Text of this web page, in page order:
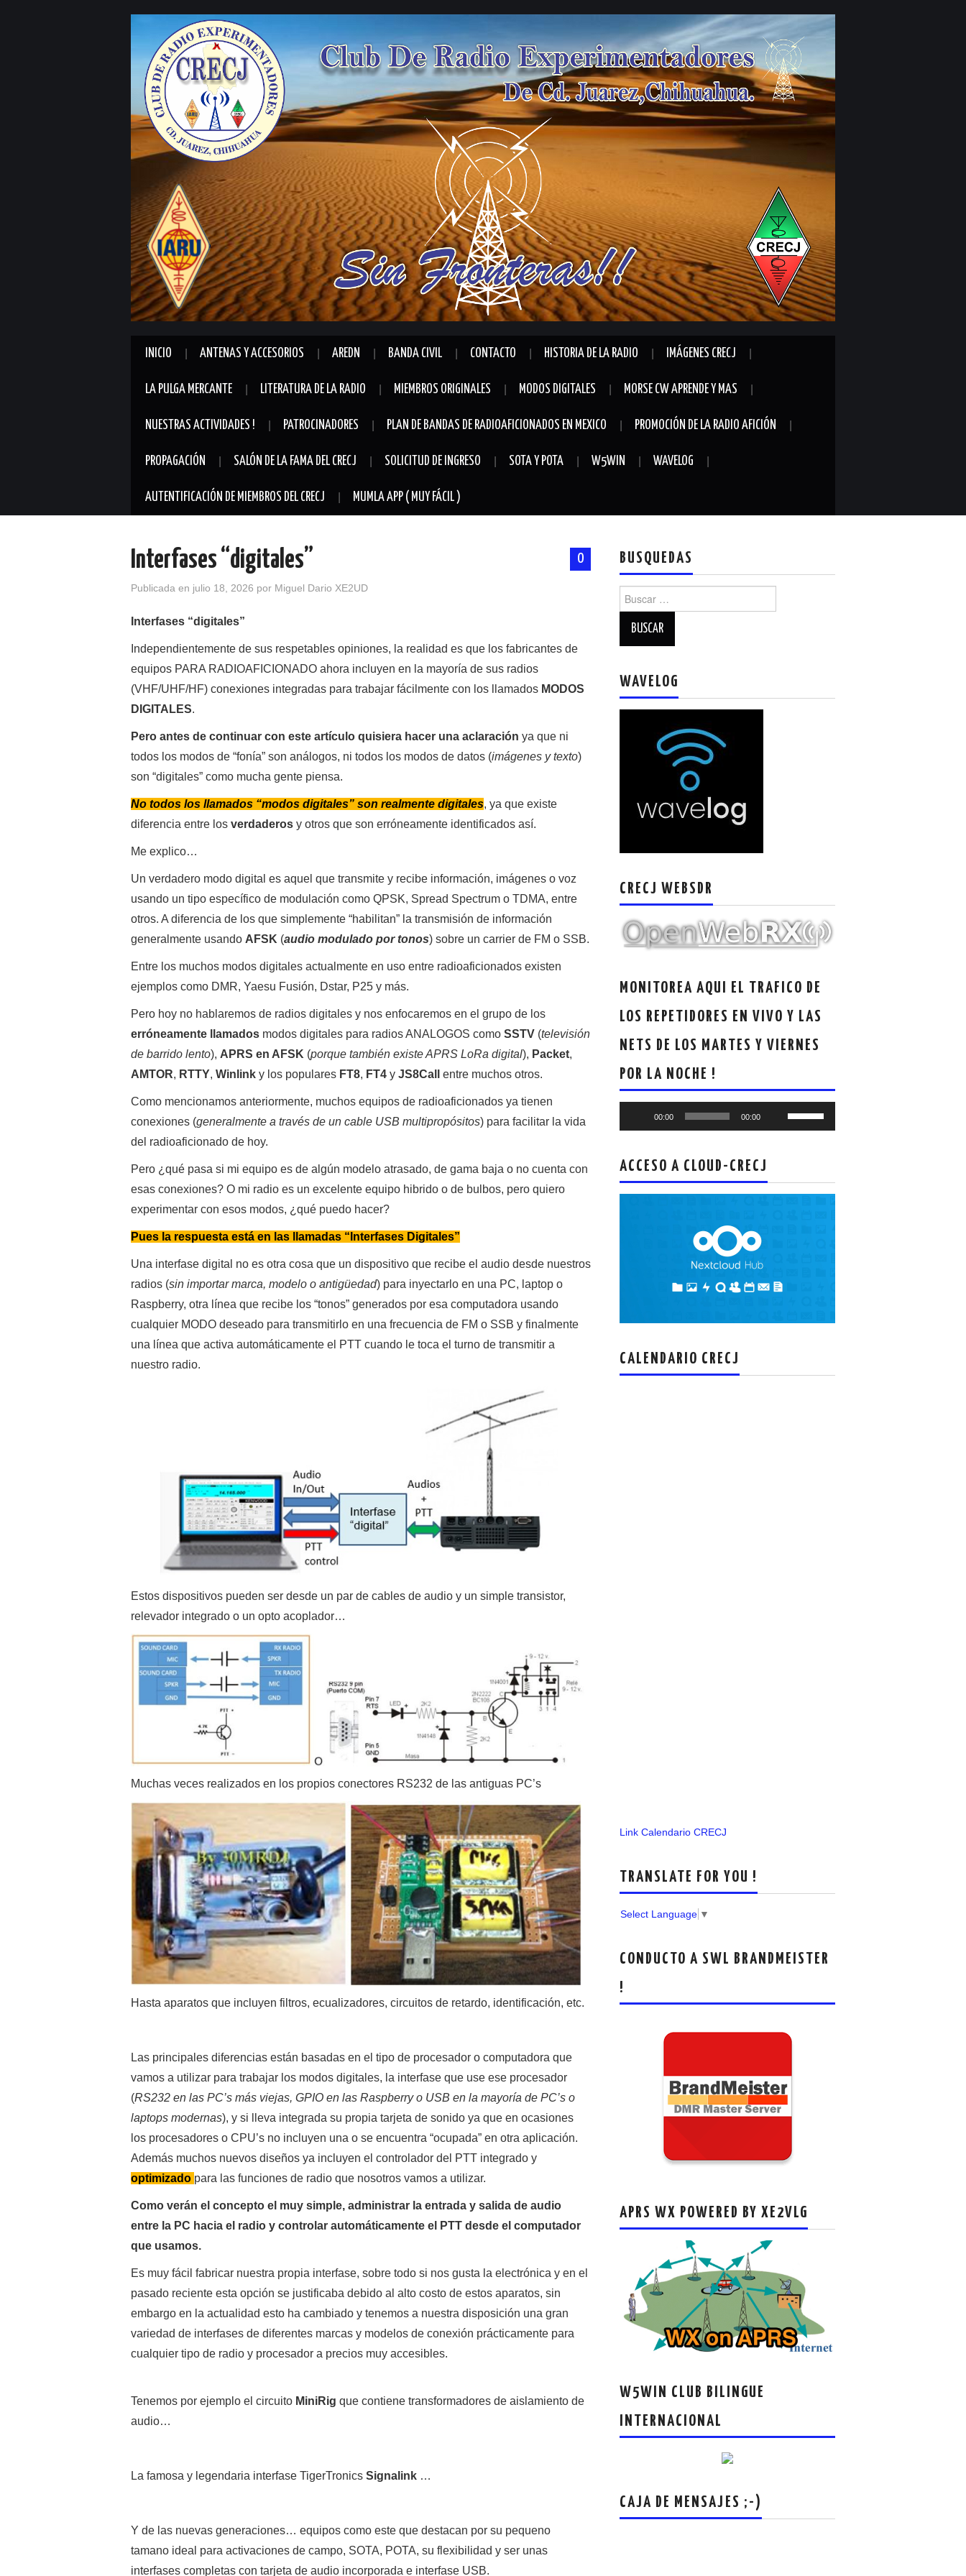
INICIO ANTENAS Y ACCESORIOS AREDN BANDA CIVIL CONTACTO HISTORIA DE LA RADIO IMÁGENES CRECJ
LA PULGA MERCANTE LITERATURA DE LA RADIO MIEMBROS ORIGINALES MODOS DIGITALES MORSE CW APRENDE Y MAS
NUESTRAS ACTIVIDADES ! PATROCINADORES PLAN DE BANDAS DE RADIOAFICIONADOS EN MEXICO PROMOCIÓN DE LA RADIO AFICIÓN
PROPAGACIÓN SALÓN DE LA FAMA DEL CRECJ SOLICITUD DE INGRESO SOTA Y POTA W5WIN WAVELOG
AUTENTIFICACIÓN DE MIEMBROS DEL CRECJ MUMLA APP ( MUY FÁCIL )
0
Interfases “digitales”
Publicada en julio 18, 2026 por Miguel Dario XE2UD
Interfases “digitales”
Independientemente de sus respetables opiniones, la realidad es que los fabricantes de
equipos PARA RADIOAFICIONADO ahora incluyen en la mayoría de sus radios
(VHF/UHF/HF) conexiones integradas para trabajar fácilmente con los llamados MODOS
DIGITALES.
Pero antes de continuar con este artículo quisiera hacer una aclaración ya que ni
todos los modos de “fonía” son análogos, ni todos los modos de datos (imágenes y texto)
son “digitales” como mucha gente piensa.
No todos los llamados “modos digitales” son realmente digitales, ya que existe
diferencia entre los verdaderos y otros que son erróneamente identificados así.
Me explico…
Un verdadero modo digital es aquel que transmite y recibe información, imágenes o voz
usando un tipo específico de modulación como QPSK, Spread Spectrum o TDMA, entre
otros. A diferencia de los que simplemente “habilitan” la transmisión de información
generalmente usando AFSK (audio modulado por tonos) sobre un carrier de FM o SSB.
Entre los muchos modos digitales actualmente en uso entre radioaficionados existen
ejemplos como DMR, Yaesu Fusión, Dstar, P25 y más.
Pero hoy no hablaremos de radios digitales y nos enfocaremos en el grupo de los
erróneamente llamados modos digitales para radios ANALOGOS como SSTV (televisión
de barrido lento), APRS en AFSK (porque también existe APRS LoRa digital), Packet,
AMTOR, RTTY, Winlink y los populares FT8, FT4 y JS8Call entre muchos otros.
Como mencionamos anteriormente, muchos equipos de radioaficionados ya tienen
conexiones (generalmente a través de un cable USB multipropósitos) para facilitar la vida
del radioaficionado de hoy.
Pero ¿qué pasa si mi equipo es de algún modelo atrasado, de gama baja o no cuenta con
esas conexiones? O mi radio es un excelente equipo hibrido o de bulbos, pero quiero
experimentar con esos modos, ¿qué puedo hacer?
Pues la respuesta está en las llamadas “Interfases Digitales”
Una interfase digital no es otra cosa que un dispositivo que recibe el audio desde nuestros
radios (sin importar marca, modelo o antigüedad) para inyectarlo en una PC, laptop o
Raspberry, otra línea que recibe los “tonos” generados por esa computadora usando
cualquier MODO deseado para transmitirlo en una frecuencia de FM o SSB y finalmente
una línea que activa automáticamente el PTT cuando le toca el turno de transmitir a
nuestro radio.
Estos dispositivos pueden ser desde un par de cables de audio y un simple transistor,
relevador integrado o un opto acoplador…
Muchas veces realizados en los propios conectores RS232 de las antiguas PC’s
Hasta aparatos que incluyen filtros, ecualizadores, circuitos de retardo, identificación, etc.
Las principales diferencias están basadas en el tipo de procesador o computadora que
vamos a utilizar para trabajar los modos digitales, la interfase que use ese procesador
(RS232 en las PC’s más viejas, GPIO en las Raspberry o USB en la mayoría de PC’s o
laptops modernas), y si lleva integrada su propia tarjeta de sonido ya que en ocasiones
los procesadores o CPU’s no incluyen una o se encuentra “ocupada” en otra aplicación.
Además muchos nuevos diseños ya incluyen el controlador del PTT integrado y
optimizado para las funciones de radio que nosotros vamos a utilizar.
Como verán el concepto el muy simple, administrar la entrada y salida de audio
entre la PC hacia el radio y controlar automáticamente el PTT desde el computador
que usamos.
Es muy fácil fabricar nuestra propia interfase, sobre todo si nos gusta la electrónica y en el
pasado reciente esta opción se justificaba debido al alto costo de estos aparatos, sin
embargo en la actualidad esto ha cambiado y tenemos a nuestra disposición una gran
variedad de interfases de diferentes marcas y modelos de conexión prácticamente para
cualquier tipo de radio y procesador a precios muy accesibles.
Tenemos por ejemplo el circuito MiniRig que contiene transformadores de aislamiento de
audio…
La famosa y legendaria interfase TigerTronics Signalink …
Y de las nuevas generaciones… equipos como este que destacan por su pequeno
tamano ideal para activaciones de campo, SOTA, POTA, su flexibilidad y ser unas
interfases completas con tarjeta de audio incorporada e interfase USB.
BUSQUEDAS
WAVELOG
CRECJ WEBSDR
MONITOREA AQUI EL TRAFICO DE
LOS REPETIDORES EN VIVO Y LAS
NETS DE LOS MARTES Y VIERNES
POR LA NOCHE !
de
00:00 00:00
las
flecha
ACCESO A CLOUD-CRECJ
CALENDARIO CRECJ
Link Calendario CRECJ
TRANSLATE FOR YOU !
Select Language ▼
CONDUCTO A SWL BRANDMEISTER
!
APRS WX POWERED BY XE2VLG
W5WIN CLUB BILINGUE
INTERNACIONAL
CAJA DE MENSAJES ;-)